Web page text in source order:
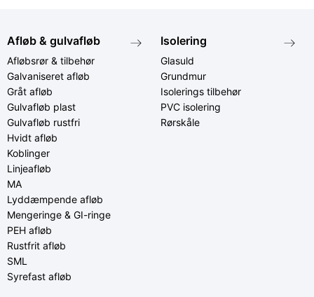
Afløb & gulvafløb
Afløbsrør & tilbehør
Galvaniseret afløb
Gråt afløb
Gulvafløb plast
Gulvafløb rustfri
Hvidt afløb
Koblinger
Linjeafløb
MA
Lyddæmpende afløb
Mengeringe & GI-ringe
PEH afløb
Rustfrit afløb
SML
Syrefast afløb
Isolering
Glasuld
Grundmur
Isolerings tilbehør
PVC isolering
Rørskåle